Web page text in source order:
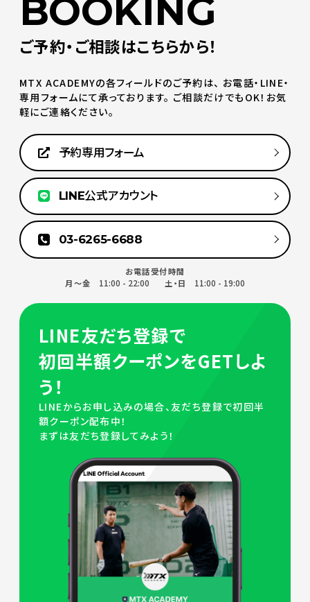
BOOKING
ご予約・ご相談はこちらから！
MTX ACADEMYの各フィールドのご予約は、 お電話・LINE・
専用フォームにて承っております。 ご相談だけでもOK！お気
軽にご連絡ください。
予約専用フォーム
LINE公式アカウント
03-6265-6688
お電話受付時間
月～金
11:00 - 22:00 土・日 11:00 - 19:00
LINE友だち登録で
初回半額クーポンをGETしよ
う！
LINEからお申し込みの場合、友だち登録で初回半
額クーポン配布中！
まずは友だち登録してみよう！